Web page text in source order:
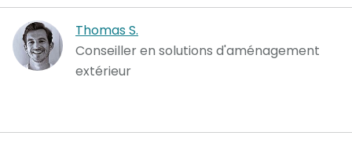
Thomas S.
Conseiller en solutions d'aménagement
extérieur